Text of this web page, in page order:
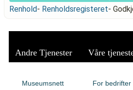
Renhold- Renholdsregisteret-
Andre Tjenester Våre
Museumsnett For bedrifter